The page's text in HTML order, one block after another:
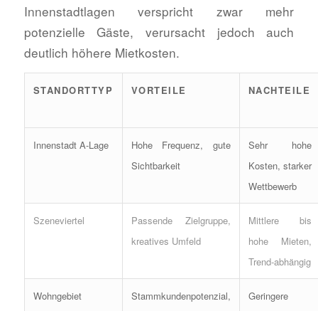
Innenstadtlagen verspricht zwar mehr
potenzielle Gäste, verursacht jedoch auch
deutlich höhere Mietkosten.
STANDORTTYP VORTEILE NACHTEILE
Innenstadt A-Lage
Hohe Frequenz, gute
Sichtbarkeit
Sehr hohe
Kosten, starker
Wettbewerb
Szeneviertel
Passende Zielgruppe,
kreatives Umfeld
Mittlere bis
hohe Mieten,
Trend-abhängig
Wohngebiet
Stammkundenpotenzial,
Geringere